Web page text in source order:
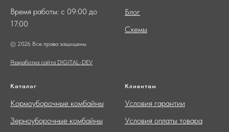
Время работы: с 09:00 до
17:00
© 2026 Все права защищены
Разработка сайта DIGITAL-DEV
Блог
Схемы
Каталог
Кормоуборочные комбайны
Зерноуборочные комбайны
Клиентам
Условия гарантии
Условия оплаты товара